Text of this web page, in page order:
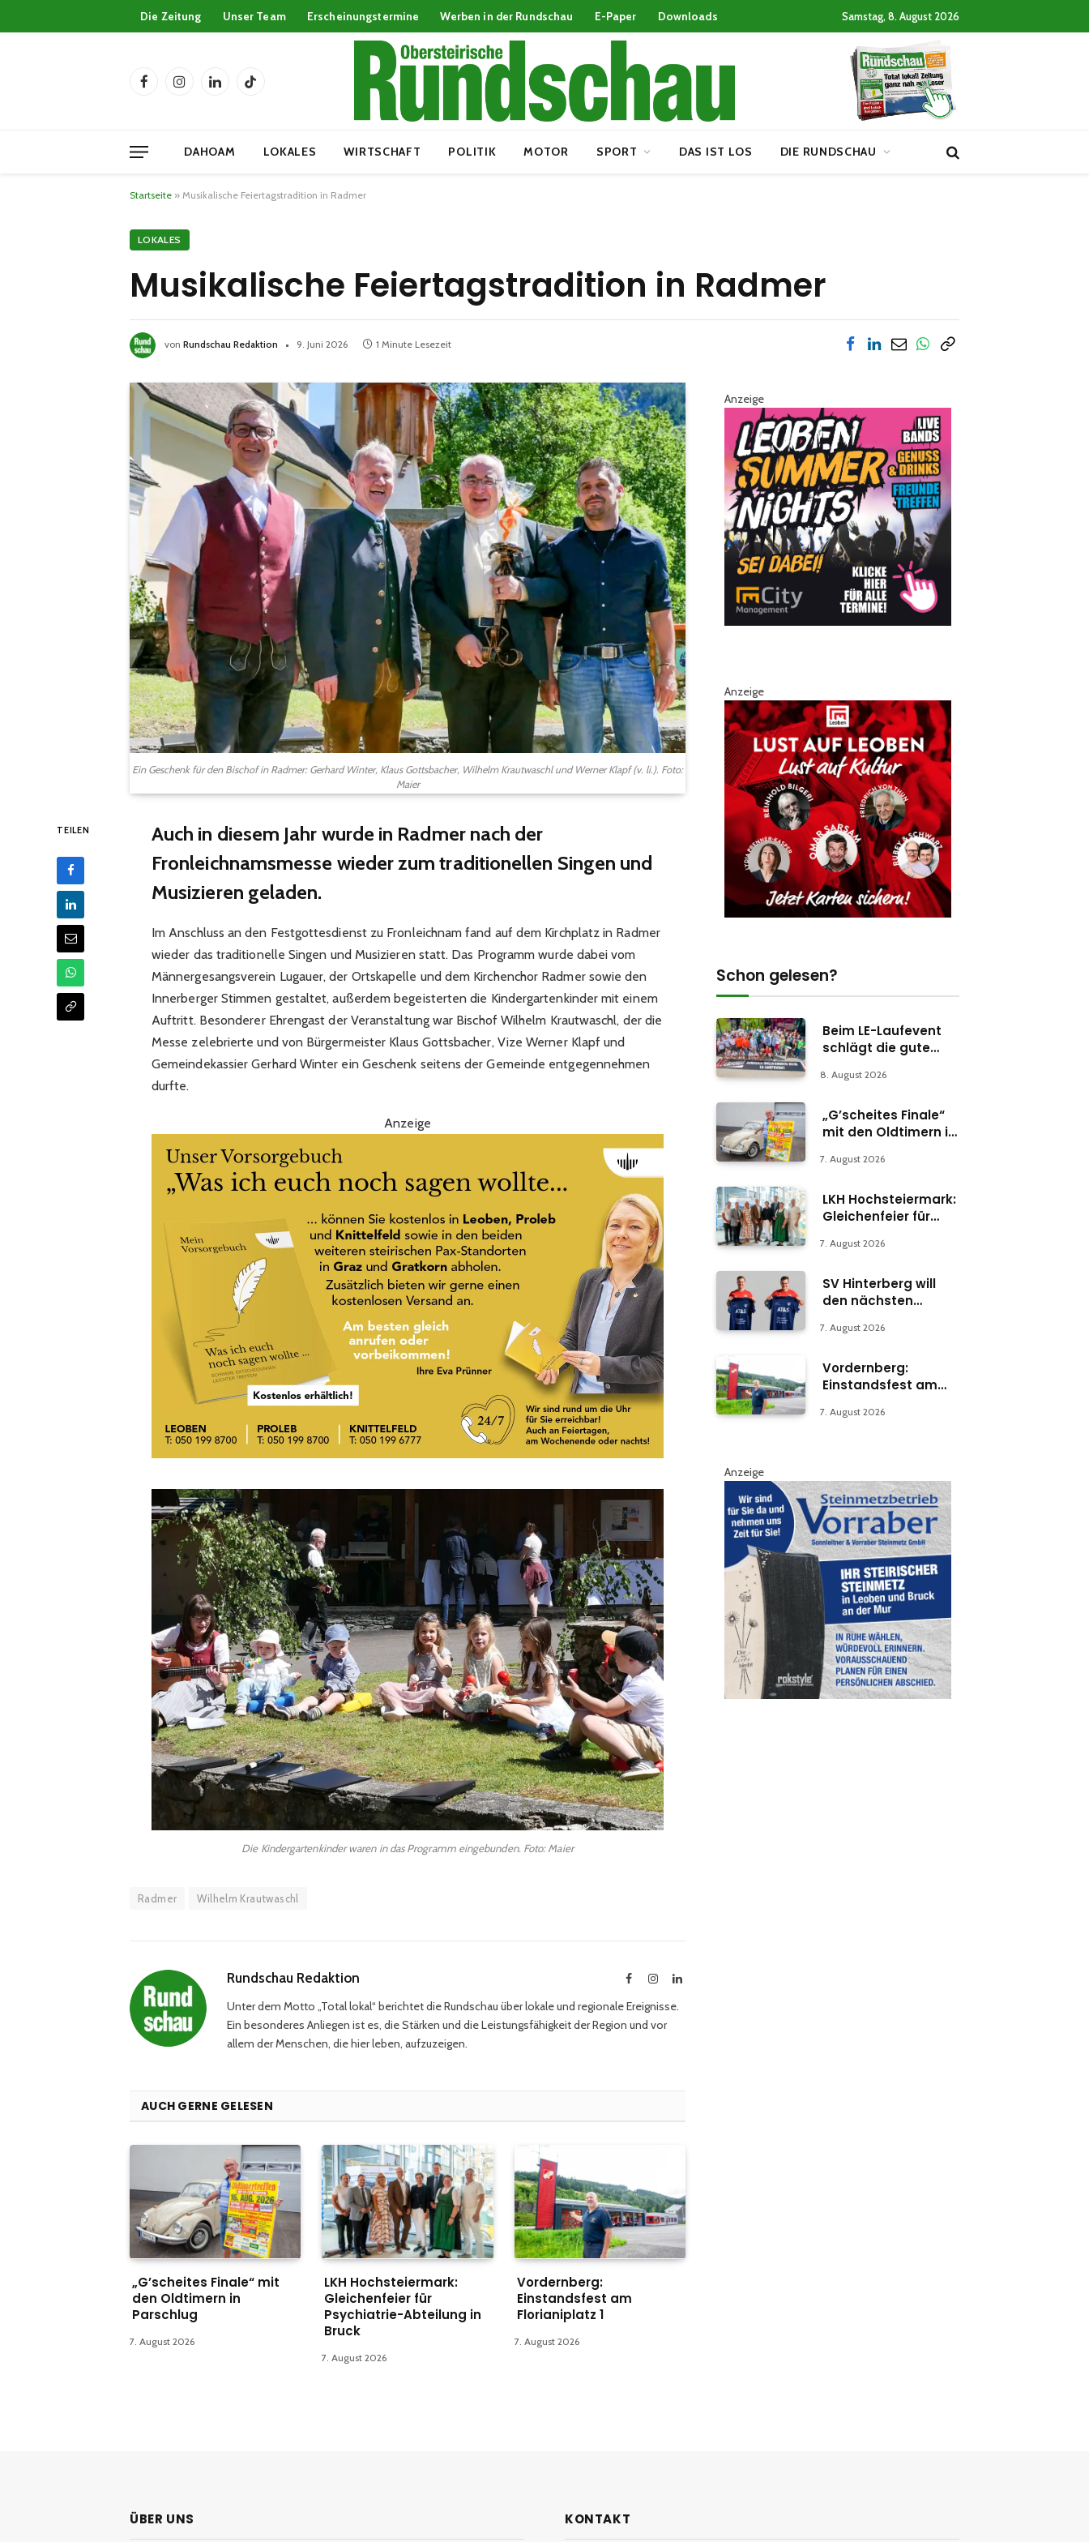
Die Zeitung Unser Team Erscheinungstermine Werben in der Rundschau E-Paper Downloads Samstag, 8. August 2026
FacebookInstagramLinkedInTikTok
DAHOAM LOKALES WIRTSCHAFT POLITIK MOTOR SPORT DAS IST LOS DIE RUNDSCHAU
Startseite » Musikalische Feiertagstradition in Radmer
LOKALES
Musikalische Feiertagstradition in Radmer
von Rundschau Redaktion 9. Juni 2026 1 Minute Lesezeit
Ein Geschenk für den Bischof in Radmer: Gerhard Winter, Klaus Gottsbacher, Wilhelm Krautwaschl und Werner Klapf (v. li.). Foto:
Maier
TEILEN
Auch in diesem Jahr wurde in Radmer nach der
Fronleichnamsmesse wieder zum traditionellen Singen und
Musizieren geladen.
Im Anschluss an den Festgottesdienst zu Fronleichnam fand auf dem Kirchplatz in Radmer
wieder das traditionelle Singen und Musizieren statt. Das Programm wurde dabei vom
Männergesangsverein Lugauer, der Ortskapelle und dem Kirchenchor Radmer sowie den
Innerberger Stimmen gestaltet, außerdem begeisterten die Kindergartenkinder mit einem
Auftritt. Besonderer Ehrengast der Veranstaltung war Bischof Wilhelm Krautwaschl, der die
Messe zelebrierte und von Bürgermeister Klaus Gottsbacher, Vize Werner Klapf und
Gemeindekassier Gerhard Winter ein Geschenk seitens der Gemeinde entgegennehmen
durfte.
Anzeige
Die Kindergartenkinder waren in das Programm eingebunden. Foto: Maier
Radmer Wilhelm Krautwaschl
Rundschau Redaktion FacebookInstagramLinkedIn
Unter dem Motto „Total lokal“ berichtet die Rundschau über lokale und regionale Ereignisse.
Ein besonderes Anliegen ist es, die Stärken und die Leistungsfähigkeit der Region und vor
allem der Menschen, die hier leben, aufzuzeigen.
AUCH GERNE GELESEN
„G’scheites Finale“ mit
den Oldtimern in
Parschlug
7. August 2026
LKH Hochsteiermark:
Gleichenfeier für
Psychiatrie-Abteilung in
Bruck
7. August 2026
Vordernberg:
Einstandsfest am
Florianiplatz 1
7. August 2026
Anzeige
Anzeige
Schon gelesen?
Beim LE-Laufevent
schlägt die gute
8. August 2026
„G’scheites Finale“
mit den Oldtimern in
7. August 2026
LKH Hochsteiermark:
Gleichenfeier für
Abteilung in Bruck
7. August 2026
SV Hinterberg will
den nächsten
7. August 2026
Vordernberg:
Einstandsfest am
7. August 2026
Anzeige
ÜBER UNS KONTAKT